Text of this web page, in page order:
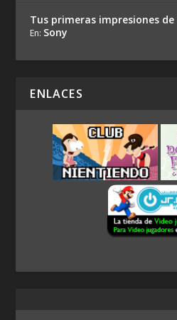
Tus primeras impresiones
En: Sony
ENLACES